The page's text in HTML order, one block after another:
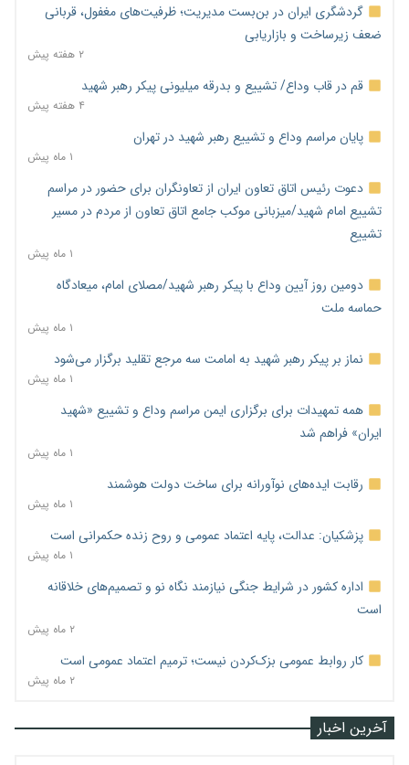
گردشگری ایران در بن‌بست مدیریت؛ ظرفیت‌های مغفول، قربانی
ضعف زیرساخت و بازاریابی
۲ هفته پیش
قم در قاب وداع/ تشییع و بدرقه میلیونی پیکر رهبر شهید
۴ هفته پیش
پایان مراسم وداع و تشییع رهبر شهید در تهران
۱ ماه پیش
دعوت رئیس اتاق تعاون ایران از تعاونگران برای حضور در مراسم
تشییع امام شهید/میزبانی موکب جامع اتاق تعاون از مردم در مسیر
تشییع
۱ ماه پیش
دومین روز آیین وداع با پیکر رهبر شهید/مصلای امام، میعادگاه
حماسه ملت
۱ ماه پیش
نماز بر پیکر رهبر شهید به امامت سه مرجع تقلید برگزار می‌شود
۱ ماه پیش
همه تمهیدات برای برگزاری ایمن مراسم وداع و تشییع «شهید
ایران» فراهم شد
۱ ماه پیش
رقابت ایده‌های نوآورانه برای ساخت دولت هوشمند
۱ ماه پیش
پزشکیان: عدالت، پایه اعتماد عمومی و روح زنده حکمرانی است
۱ ماه پیش
اداره کشور در شرایط جنگی نیازمند نگاه نو و تصمیم‌های خلاقانه
است
۲ ماه پیش
کار روابط عمومی بزک‌کردن نیست؛ ترمیم اعتماد عمومی است
۲ ماه پیش
آخرین اخبار